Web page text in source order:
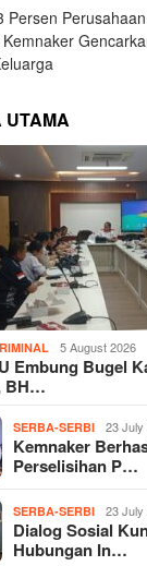
Persen
UTAMA
5 August 2026
Embung Bugel
BH…
SERBA-SERBI 23 July
Kemnaker
Perselisihan P…
SERBA-SERBI 23 July
Dialog Sosial
Hubungan In…